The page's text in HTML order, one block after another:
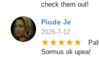
check them out!
Piude Je
2026-7-12
★★★★★
Sormus oli upea!